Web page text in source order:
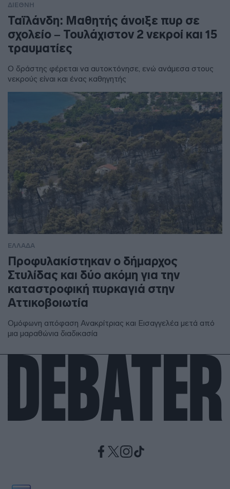
ΔΙΕΘΝΗ
Ταϊλάνδη: Μαθητής άνοιξε πυρ σε
σχολείο – Τουλάχιστον 2 νεκροί και 15
τραυματίες
Ο δράστης φέρεται να αυτοκτόνησε, ενώ ανάμεσα στους
νεκρούς είναι και ένας καθηγητής
ΕΛΛΑΔΑ
Προφυλακίστηκαν ο δήμαρχος
Στυλίδας και δύο ακόμη για την
καταστροφική πυρκαγιά στην
Αττικοβοιωτία
Ομόφωνη απόφαση Ανακρίτριας και Εισαγγελέα μετά από
μια μαραθώνια διαδικασία